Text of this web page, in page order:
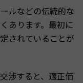
ルなどの伝統的な
あります。最初に
されていることが
渉すると、適正価